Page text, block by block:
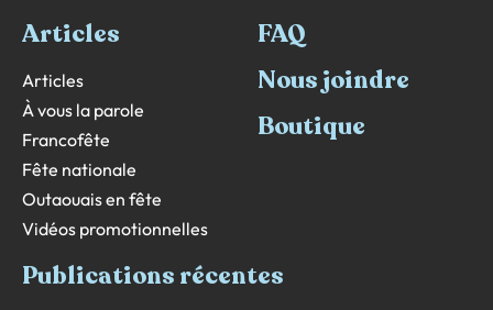
Articles
Articles
À vous la parole
Francofête
Fête nationale
Outaouais en fête
Vidéos promotionnelles
FAQ
Nous joindre
Boutique
Publications récentes